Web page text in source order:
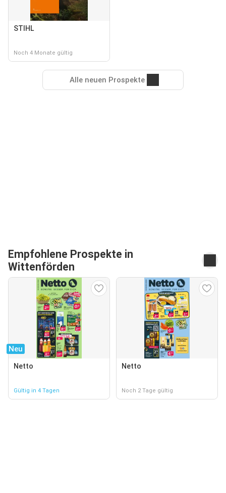
STIHL
Noch 4 Monate gültig
Alle neuen Prospekte
Empfohlene Prospekte in
Wittenförden
Neu
Netto
Gültig in 4 Tagen
Netto
Noch 2 Tage gültig